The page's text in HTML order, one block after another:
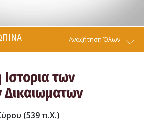
Video
Αναζήτηση Όλων
των
(539 π.Χ.)